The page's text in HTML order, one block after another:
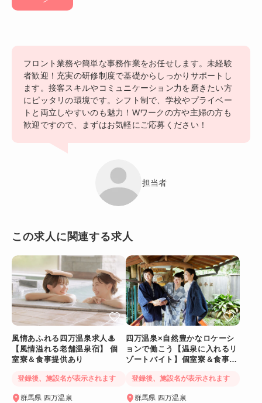
フロント業務や簡単な事務作業をお任せします。未経験
者歓迎！充実の研修制度で基礎からしっかりサポートし
ます。接客スキルやコミュニケーション力を磨きたい方
にピッタリの環境です。シフト制で、学校やプライベー
トと両立しやすいのも魅力！Wワークの方や主婦の方も
歓迎ですので、まずはお気軽にご応募ください！
担当者
この求人に関連する求人
風情あふれる四万温泉求人♨
【風情溢れる老舗温泉宿】 個
室寮＆食事提供あり
登録後、施設名が表示されます
群馬県 四万温泉
四万温泉×自然豊かなロケーシ
ョンで働こう【温泉に入れるリ
ゾートバイト】個室寮＆食事提
登録後、施設名が表示されます
群馬県 四万温泉